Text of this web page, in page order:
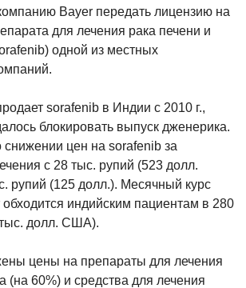
Bayer передать лицензию на
для лечения рака печени и
одной из местных
sorafenib в Индии с 2010 г.,
блокировать выпуск дженерика.
цен на sorafenib за
с 28 тыс. рупий (523 долл.
рупий (125 долл.). Месячный курс
индийским пациентам в 280
долл. США).
цены на препараты для лечения
(на 60%) и средства для лечения